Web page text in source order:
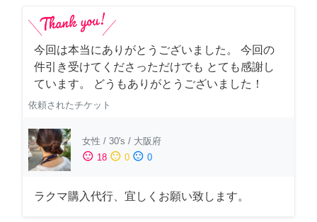
今回は本当にありがとうございました。 今回の
件引き受けてくださっただけでも とても感謝し
ています。 どうもありがとうございました！
依頼されたチケット
女性 / 30's / 大阪府
sentiment_satisfied 18 sentiment_neutral 0 sentiment_dissatisfied 0
ラクマ購入代行、宜しくお願い致します。